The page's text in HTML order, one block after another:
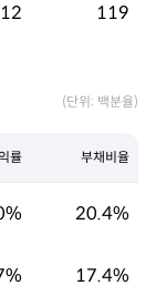
119
(단위: 백분율)
률 부채비율
20.4%
17.4%